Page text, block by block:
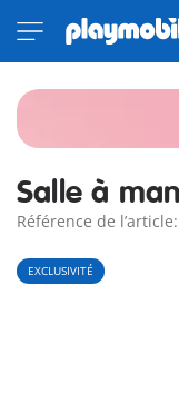
Salle à
Référence de
EXCLUSIVITÉ